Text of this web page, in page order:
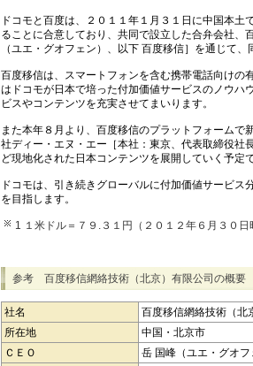
ドコモと百度は、２０１１年１月３１日に中国本
ることに合意しており、共同で設立した合弁会社、
（ユエ・グオフェン）、以下 百度移信］を通じて
百度移信は、スマートフォンを含む携帯電話向けの
はドコモが日本で培った付加価値サービスのノウハ
ビスやコンテンツを充実させてまいります。
また本年８月より、百度移信のプラットフォーム
社ディー・エヌ・エー［本社：東京、代表取締役社
ど現地化された日本コンテンツを展開していく予定
ドコモは、引き続きグローバルに付加価値サービ
を目指します。
1 １米ドル＝７９.３１円（２０１２年６月３０日
参考 百度移信網絡技術（北京）有限公司の概要
社名
百度移信網絡技術（
所在地
中国・北京市
ＣＥＯ
岳 国峰（ユエ・グオフ